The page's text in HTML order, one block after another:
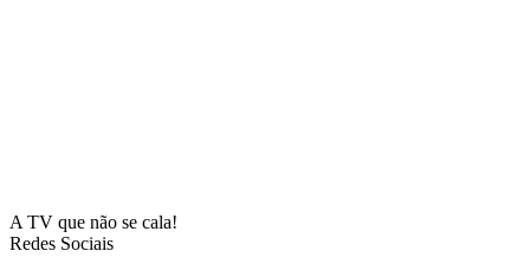
A TV que não se cala!
Redes Sociais